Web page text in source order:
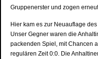
Gruppenerster und zogen
Hier kam es zur Neuauflage
Unser Gegner waren die
packenden Spiel, mit Chancen
regulären Zeit 0:0. Die